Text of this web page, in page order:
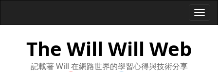
The Will Will Web
記載著 Will 在網路世界的學習心得與技術分享